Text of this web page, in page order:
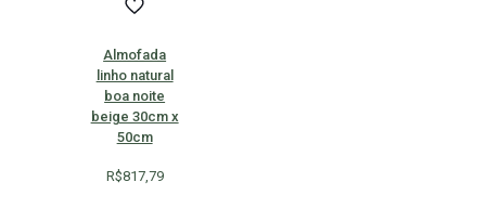
Almofada
linho natural
boa noite
beige 30cm x
50cm
R$817,79